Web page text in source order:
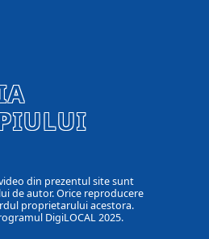
din prezentul site sunt
de autor. Orice reproducere
proprietarului acestora.
DigiLOCAL 2025.